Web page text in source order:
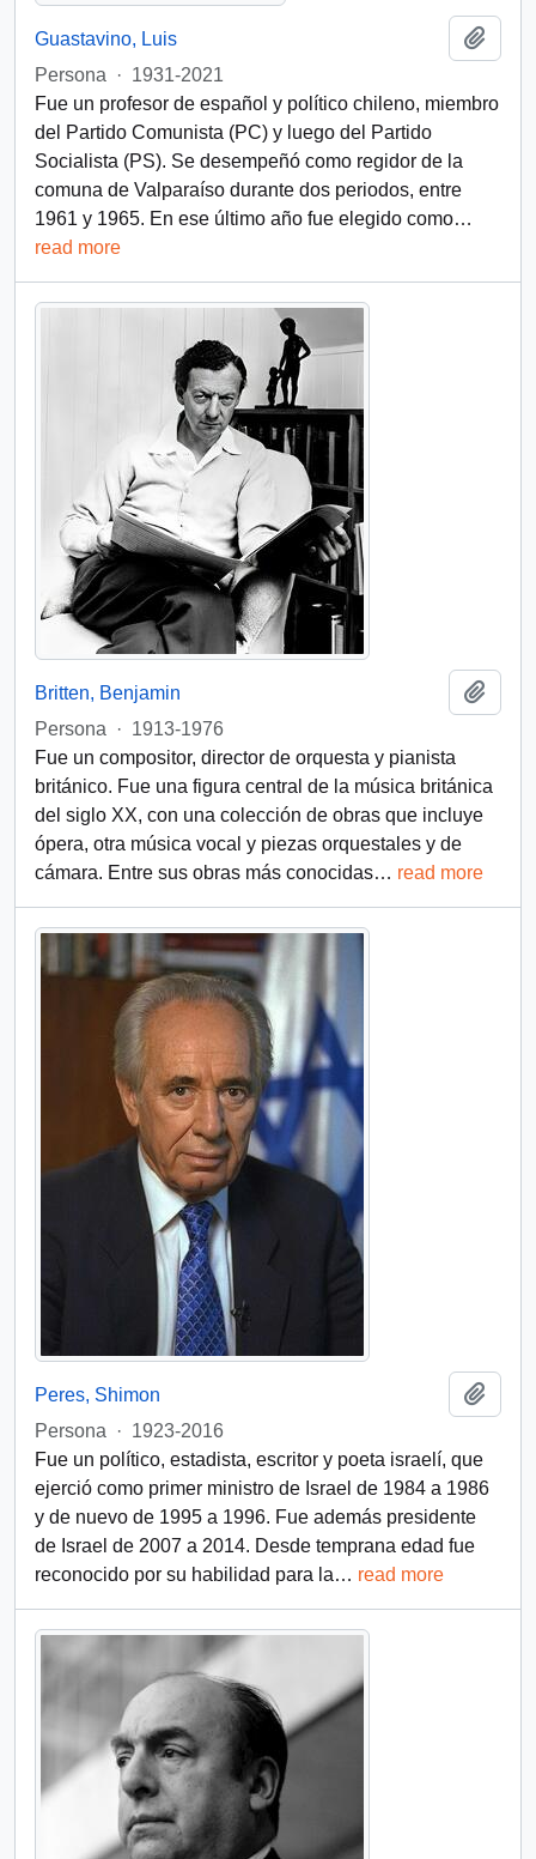
Guastavino, Luis
Persona
· 1931-2021
Fue un profesor de español y político chileno, miembro
del Partido Comunista (PC) y luego del Partido
Socialista (PS). Se desempeñó como regidor de la
comuna de Valparaíso durante dos periodos, entre
1961 y 1965. En ese último año fue elegido como…
read more
Britten, Benjamin
Persona
· 1913-1976
Fue un compositor, director de orquesta y pianista
británico. Fue una figura central de la música británica
del siglo XX, con una colección de obras que incluye
ópera, otra música vocal y piezas orquestales y de
cámara. Entre sus obras más conocidas… read more
Peres, Shimon
Persona
· 1923-2016
Fue un político, estadista, escritor y poeta israelí, que
ejerció como primer ministro de Israel de 1984 a 1986
y de nuevo de 1995 a 1996. Fue además presidente
de Israel de 2007 a 2014. Desde temprana edad fue
reconocido por su habilidad para la… read more